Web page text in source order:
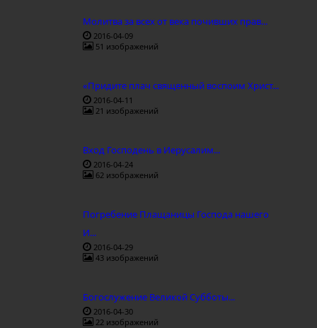
Молитва за всех от века почивших прав...
2016-04-09
51 изображений
«Придите плач священный воспоим Христ...
2016-04-11
21 изображений
Вход Господень в Иерусалим...
2016-04-24
62 изображений
Погребение Плащаницы Господа нашего
И...
2016-04-29
43 изображений
Богослужение Великой Субботы...
2016-04-30
22 изображений